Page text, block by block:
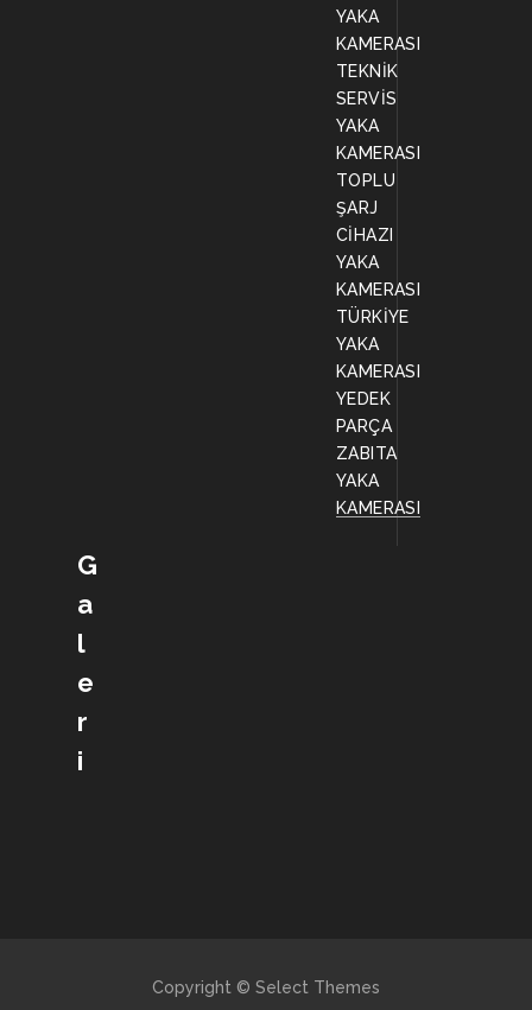
YAKA
KAMERASI
TEKNİK
SERVİS
YAKA
KAMERASI
TOPLU
ŞARJ
CİHAZI
YAKA
KAMERASI
TÜRKİYE
YAKA
KAMERASI
YEDEK
PARÇA
ZABITA
YAKA
KAMERASI
G
a
l
e
r
i
Copyright © Select Themes